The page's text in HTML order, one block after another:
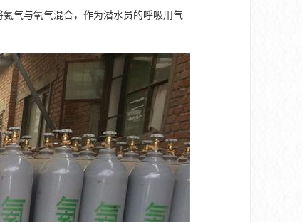
气与氧气混合，作为潜水员的呼吸用气